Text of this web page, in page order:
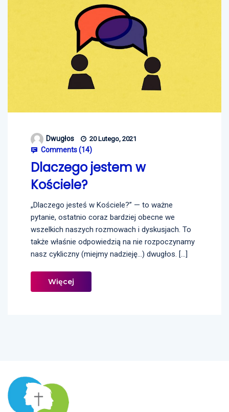
Dwugłos 20 Lutego, 2021
Comments (14)
Dlaczego jestem w
Kościele?
„Dlaczego jesteś w Kościele?” — to ważne
pytanie, ostatnio coraz bardziej obecne we
wszelkich naszych rozmowach i dyskusjach. To
także właśnie odpowiedzią na nie rozpoczynamy
nasz cykliczny (miejmy nadzieję…) dwugłos. […]
Więcej